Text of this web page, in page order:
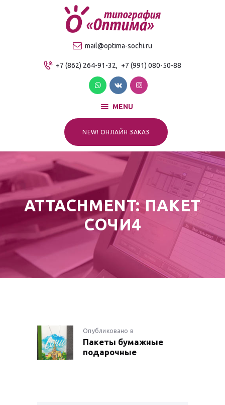
mail@optima-sochi.ru
+7 (862) 264-91-32, +7 (991) 080-50-88
MENU
NEW! ОНЛАЙН ЗАКАЗ
ATTACHMENT: ПАКЕТ
СОЧИ4
Качественная типография в Сочи
О компании
Продукция
Услуги
Прайс-лист
Для клиентов
НАВИГАЦИЯ
ПО
Опубликовано вПредыдущая
запись:
Пакеты бумажные
подарочные